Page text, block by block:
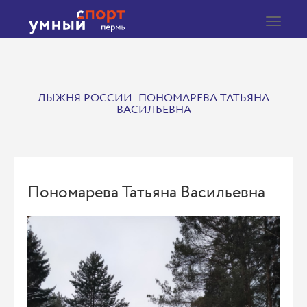
Toggle
ЛЫЖНЯ РОССИИ: ПОНОМАРЕВА ТАТЬЯНА
ВАСИЛЬЕВНА
Пономарева Татьяна Васильевна